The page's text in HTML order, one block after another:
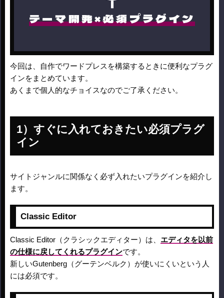
テーマ開発×必須プラグイン
今回は、自作でワードプレスを構築するときに便利なプラグ
インをまとめています。
あくまで個人的なチョイスなのでご了承ください。
すぐに入れておきたい必須プラグ
イン
サイトジャンルに関係なく必ず入れたいプラグインを紹介し
ます。
Classic Editor
Classic Editor（クラシックエディター）は、 エディタを以前
の仕様に戻してくれるプラグインです。
新しいGutenberg（グーテンベルク）が使いにくいという人
には必須です。